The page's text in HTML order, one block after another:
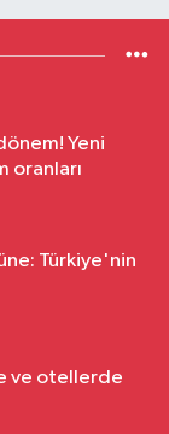
Yeni
oranları
Türkiye'nin
ve otellerde